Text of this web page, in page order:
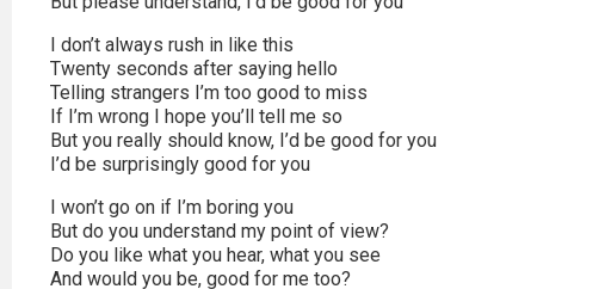
Sky
Showtime
Podsumowania
2023
2022
I don’t always rush in like this
Twenty seconds after saying hello
Telling strangers I’m too good to miss
If I’m wrong I hope you’ll tell me so
But you really should know, I’d be good for you
I’d be surprisingly good for you
I won’t go on if I’m boring you
But do you understand my point of view?
Do you like what you hear, what you see
And would you be, good for me too?